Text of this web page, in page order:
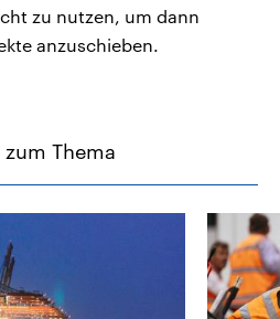
zu nutzen, um dann
anzuschieben.
zum Thema